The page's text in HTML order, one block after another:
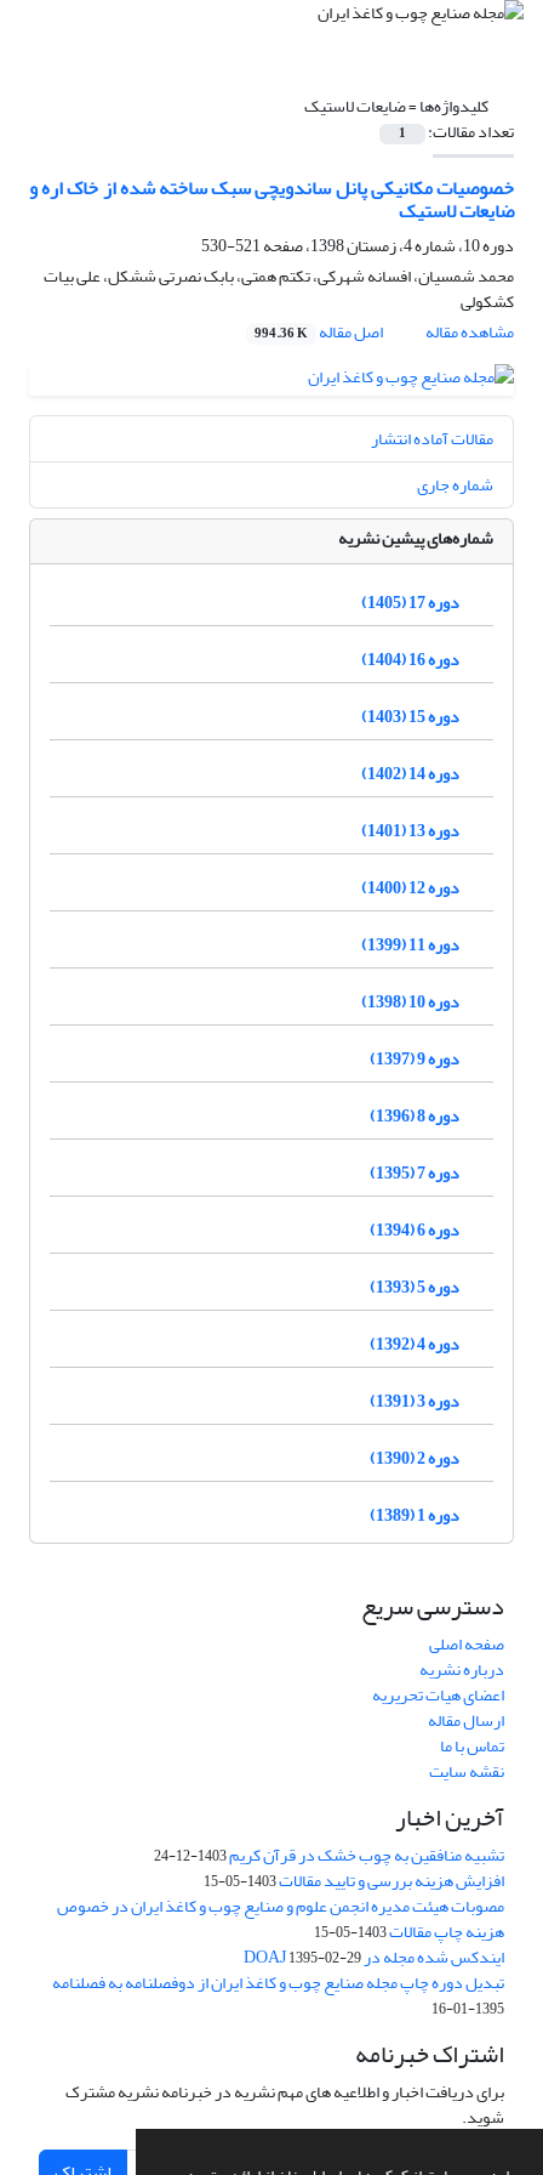
کلیدواژه‌ها =ضایعات لاستیک
تعداد مقالات: 1
خصوصیات مکانیکی پانل ساندویچی سبک ساخته شده از خاک اره و
ضایعات لاستیک
دوره 10، شماره 4، زمستان 1398، صفحه
521-530
محمد شمسیان، افسانه شهرکی، تکتم همتی، بابک نصرتی ششکل، علی بیات
کشکولی
مشاهده مقاله
اصل مقاله 994.36 K
مقالات آماده انتشار
شماره جاری
شماره‌های پیشین نشریه
دوره 17 (1405)
دوره 16 (1404)
دوره 15 (1403)
دوره 14 (1402)
دوره 13 (1401)
دوره 12 (1400)
دوره 11 (1399)
دوره 10 (1398)
دوره 9 (1397)
دوره 8 (1396)
دوره 7 (1395)
دوره 6 (1394)
دوره 5 (1393)
دوره 4 (1392)
دوره 3 (1391)
دوره 2 (1390)
دوره 1 (1389)
دسترسی سریع
صفحه اصلی
درباره نشریه
اعضای هیات تحریریه
ارسال مقاله
تماس با ما
نقشه سایت
آخرین اخبار
تشبیه منافقین به چوب خشک در قرآن کریم1403-12-24
افزایش هزینه بررسی و تایید مقالات1403-05-15
مصوبات هیئت مدیره انجمن علوم و صنایع چوب و کاغذ ایران در خصوص
هزینه چاپ مقالات1403-05-15
ایندکس شده مجله در DOAJ1395-02-29
تبدیل دوره چاپ مجله صنایع چوب و کاغذ ایران از دوفصلنامه به فصلنامه
1395-01-16
اشتراک خبرنامه
برای دریافت اخبار و اطلاعیه های مهم نشریه در خبرنامه نشریه مشترک
شوید.